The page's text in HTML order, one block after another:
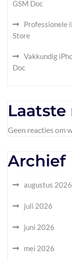
GSM Doc
Professionele
Store
Vakkundig
Doc
Laatste
Geen reacties om
Archief
augustus 2026
juli 2026
juni 2026
mei 2026